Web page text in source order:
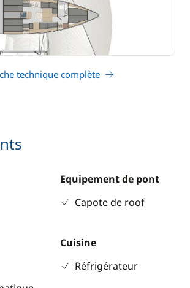
technique complète
Equipement de pont
Capote de roof
Cuisine
Réfrigérateur